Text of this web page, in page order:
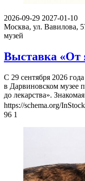
2026-09-29 2027-01-10
Москва, ул. Вавилова,
музей
Выставка «От
С 29 сентября 2026
в Дарвиновском музее
до лекарства».
https://schema.org/InStock
96 1